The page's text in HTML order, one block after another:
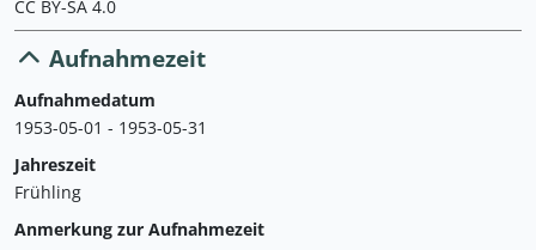
CC BY-SA 4.0
Aufnahmezeit
Aufnahmedatum
1953-05-01 - 1953-05-31
Jahreszeit
Frühling
Anmerkung zur Aufnahmezeit